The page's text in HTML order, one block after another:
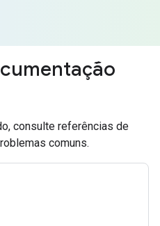
consulte referências de
comuns.